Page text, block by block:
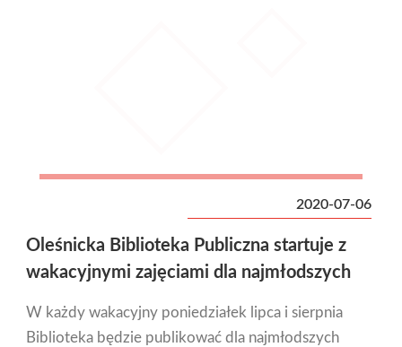
2020-07-06
Oleśnicka Biblioteka Publiczna startuje z
wakacyjnymi zajęciami dla najmłodszych
W każdy wakacyjny poniedziałek lipca i sierpnia
Biblioteka będzie publikować dla najmłodszych